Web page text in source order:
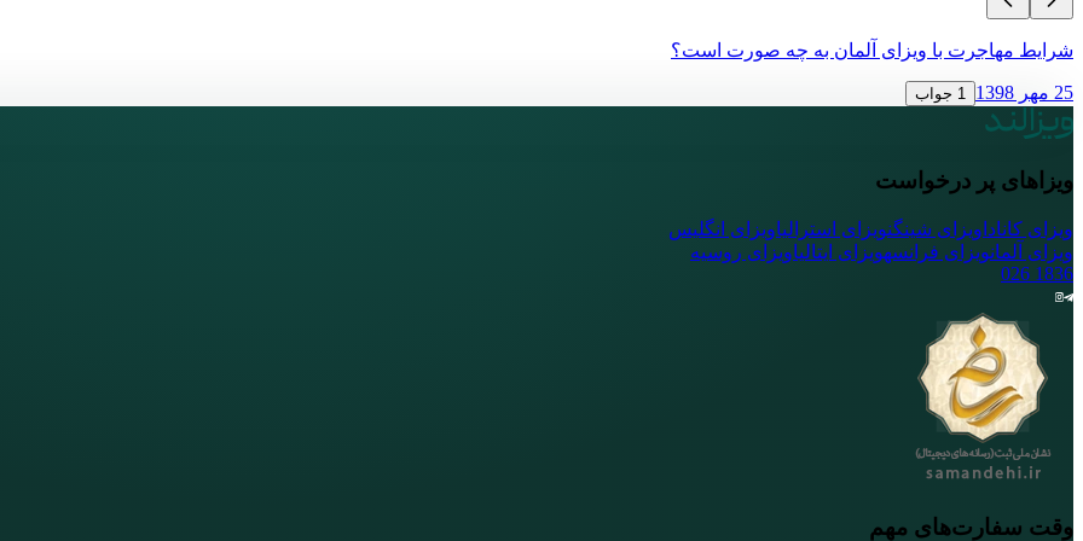
شرایط مهاجرت با ویزای آلمان به چه صورت است؟
25 مهر 1398 1 جواب
ویزاهای پر درخواست
ویزای کانادا ویزای شینگنویزای استرالیاویزای انگلیس
ویزای آلمانویزای فرانسهویزای ایتالیاویزای روسیه
1836
وقت سفارت‌های مهم